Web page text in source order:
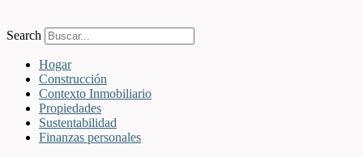
Search
Hogar
Construcción
Contexto Inmobiliario
Propiedades
Sustentabilidad
Finanzas personales